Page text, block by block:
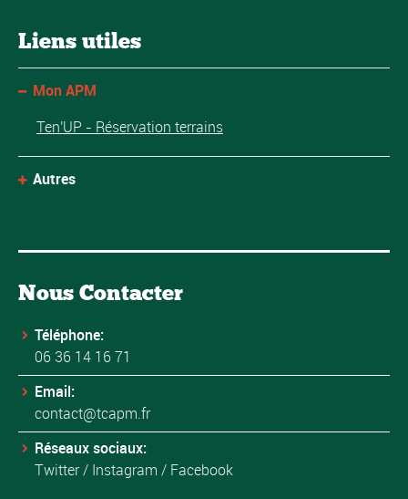
Liens utiles
Mon APM
Ten'UP - Réservation terrains
Autres
Nous Contacter
Téléphone:
06 36 14 16 71
Email:
contact@tcapm.fr
Réseaux sociaux:
Twitter/ Instagram / Facebook